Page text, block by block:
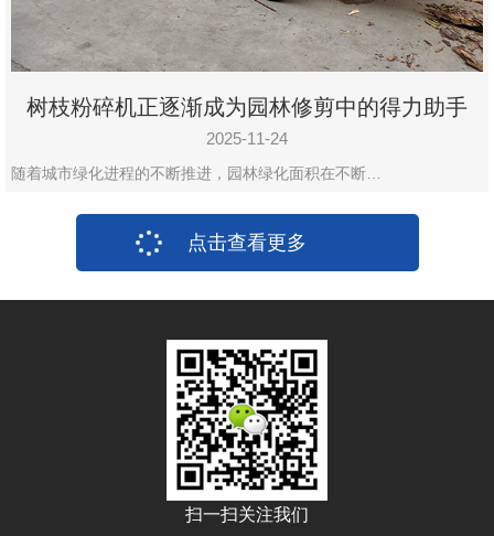
树枝粉碎机正逐渐成为园林修剪中的得力助手
2025-11-24
随着城市绿化进程的不断推进，园林绿化面积在不断…
点击查看更多
扫一扫关注我们